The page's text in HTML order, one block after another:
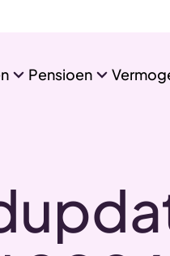
Pensioen